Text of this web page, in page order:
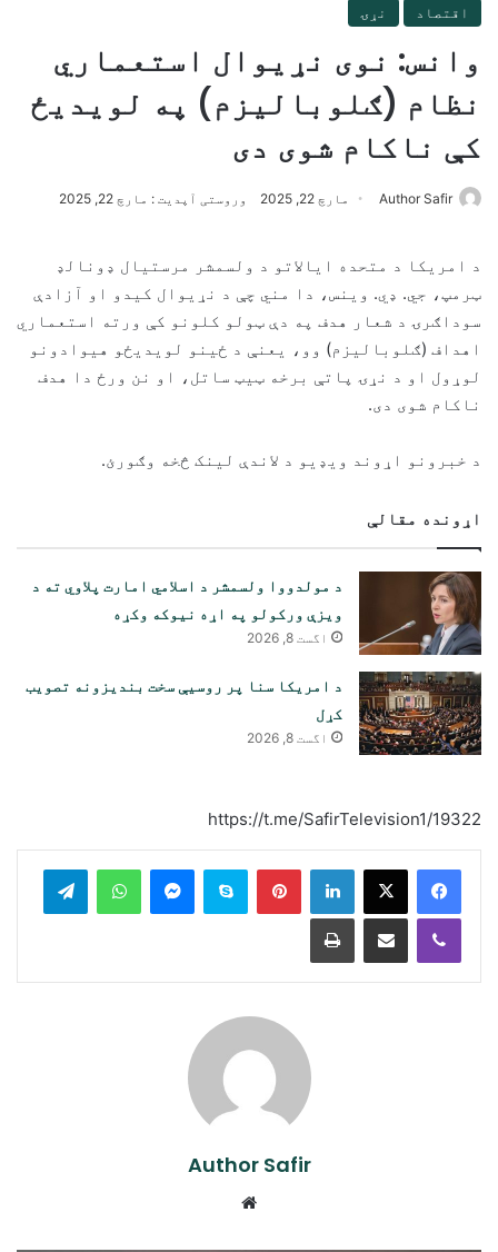
اقتصاد نړۍ
وانس: نوی نړیوال استعماري
نظام (ګلوبالیزم) په لویدیځ
کې ناکام شوی دی
Author Safir مارچ 22, 2025 وروستی آپدیت : مارچ 22, 2025
د امریکا د متحده ایالاتو د ولسمشر مرستیال ډونالډ
ټرمپ، جي. ډي. وینس، دا مني چې د نړیوال کیدو او آزادې
سوداګرۍ د شعار هدف په دې ټولو کلونو کې ورته استعماري
اهداف (ګلوبالیزم) وو، یعنې د ځینو لویدیځو هیوادونو
لوړول او د نړۍ پاتې برخه ټیټ ساتل، او نن ورځ دا هدف
ناکام شوی دی.
د خبرونو اړوند ویډیو د لاندې لینک څخه وګورئ.
اړونده مقالې
د مولدووا ولسمشر د اسلامي امارت پلاوي ته د
ویزې ورکولو په اړه نیوکه وکړه
اگست 8, 2026
د امریکا سنا پر روسیې سخت بندیزونه تصویب
کړل
اگست 8, 2026
https://t.me/SafirTelevision1/19322
LinkedIn
Pinterest
Skype
Messenger
WhatsApp
Viber
Share via Email
Print
Author Safir